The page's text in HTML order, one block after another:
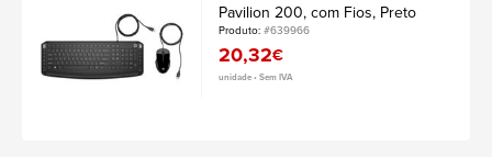
Pavilion 200, com Fios, Preto
Produto:#639966
20,32€
unidade • Sem IVA